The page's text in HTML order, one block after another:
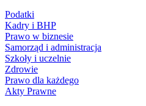
Podatki
Kadry i BHP
Prawo w biznesie
Samorząd i administracja
Szkoły i uczelnie
Zdrowie
Prawo dla każdego
Akty Prawne